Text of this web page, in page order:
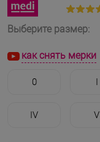
Выберите размер:
как снять мерки
0 I
IV V